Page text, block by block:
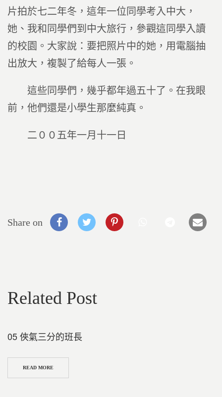
片拍於七二年冬，這年一位同學考入中大，
她、我和同學們到中大旅行，參觀這同學入讀
的校園。大家說：要把照片中的她，用電腦抽
出放大，複製了給每人一張。
這些同學們，幾乎都年過五十了。在我眼
前，他們還是小學生那麼純真。
二００五年一月十一日
Share on
Related Post
05 俠氣三分的班長
READ MORE